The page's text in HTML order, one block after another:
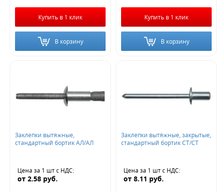
Купить в 1 клик
В корзину
Купить в 1 клик
В корзину
Заклепки вытяжные,
стандартный бортик АЛ/АЛ
Цена за 1 штс НДС:
от 2.58 руб.
Заклепки вытяжные, закрытые,
стандартный бортик СТ/СТ
Цена за 1 штс НДС:
от 8.11 руб.